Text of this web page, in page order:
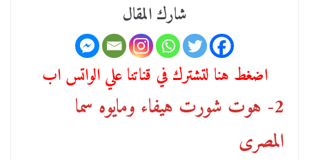
شارك المقال
اضغط هنا لتشترك في قناتنا علي الواتس اب
2- هوت شورت هيفاء ومايوه سما
المصرى